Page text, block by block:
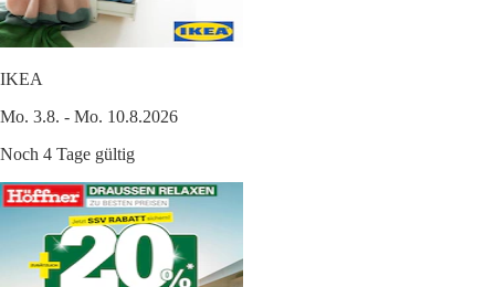
IKEA
Mo. 3.8. - Mo. 10.8.2026
Noch 4 Tage gültig